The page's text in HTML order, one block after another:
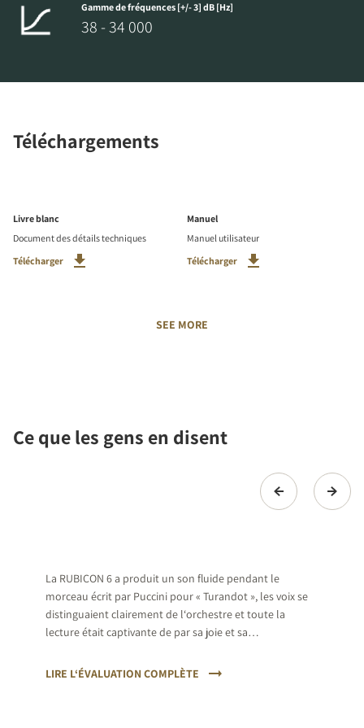
Gamme de fréquences [+/- 3] dB [Hz]
38 - 34 000
Téléchargements
Livre blanc
Document des détails techniques
Télécharger
Manuel
Manuel utilisateur
Télécharger
SEE MORE
Ce que les gens en disent
La RUBICON 6 a produit un son fluide pendant le
morceau écrit par Puccini pour « Turandot », les voix se
distinguaient clairement de l‘orchestre et toute la
lecture était captivante de par sa joie et sa
LIRE L‘ÉVALUATION COMPLÈTE